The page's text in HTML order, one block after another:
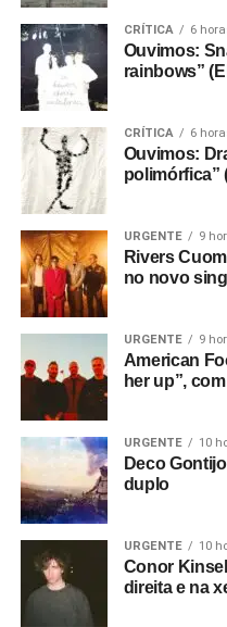
CRÍTICA 6
Ouvimos:
rainbows”
CRÍTICA 6
Ouvimos:
polimórfica”
URGENTE 9
Rivers
no novo
URGENTE 9
American
her up”,
URGENTE 10
Deco
duplo
URGENTE 10
Conor
direita e na